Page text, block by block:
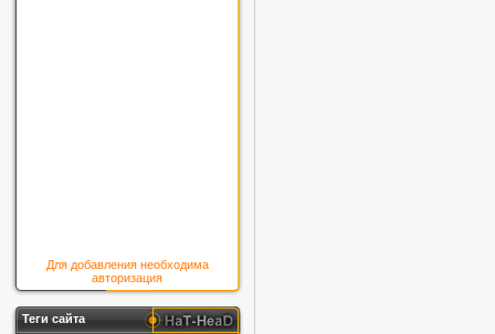
Для добавления необходима
авторизация
Теги сайта